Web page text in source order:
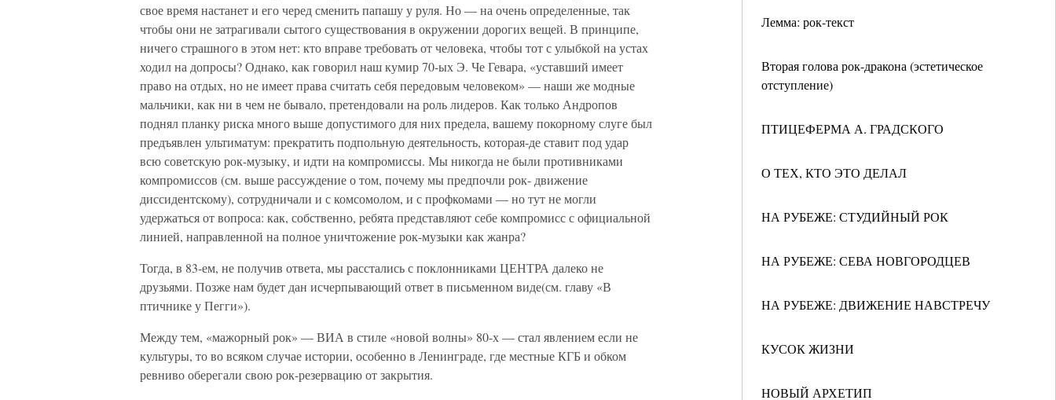
Лемма: рок-текст
Вторая голова рок-дракона (эстетическое
отступление)
ПТИЦЕФЕРМА А. ГРАДСКОГО
О ТЕХ, КТО ЭТО ДЕЛАЛ
НА РУБЕЖЕ: СТУДИЙНЫЙ РОК
НА РУБЕЖЕ: СЕВА НОВГОРОДЦЕВ
НА РУБЕЖЕ: ДВИЖЕНИЕ НАВСТРЕЧУ
КУСОК ЖИЗНИ
НОВЫЙ АРХЕТИП
свое время настанет и его черед сменить папашу у руля. Но — на очень определенные, так
чтобы они не затрагивали сытого существования в окружении дорогих вещей. В принципе,
ничего страшного в этом нет: кто вправе требовать от человека, чтобы тот с улыбкой на устах
ходил на допросы? Однако, как говорил наш кумир 70-ых Э. Че Гевара, «уставший имеет
право на отдых, но не имеет права считать себя передовым человеком» — наши же модные
мальчики, как ни в чем не бывало, претендовали на роль лидеров. Как только Андропов
поднял планку риска много выше допустимого для них предела, вашему покорному слуге был
предъявлен ультиматум: прекратить подпольную деятельность, которая-де ставит под удар
всю советскую рок-музыку, и идти на компромиссы. Мы никогда не были противниками
компромиссов (см. выше рассуждение о том, почему мы предпочли рок- движение
диссидентскому), сотрудничали и с комсомолом, и с профкомами — но тут не могли
удержаться от вопроса: как, собственно, ребята представляют себе компромисс с официальной
линией, направленной на полное уничтожение рок-музыки как жанра?
Тогда, в 83-ем, не получив ответа, мы расстались с поклонниками ЦЕНТРА далеко не
друзьями. Позже нам будет дан исчерпывающий ответ в письменном виде(см. главу «В
птичнике у Пегги»).
Между тем, «мажорный рок» — ВИА в стиле «новой волны» 80-х — стал явлением если не
культуры, то во всяком случае истории, особенно в Ленинграде, где местные КГБ и обком
ревниво оберегали свою рок-резервацию от закрытия.